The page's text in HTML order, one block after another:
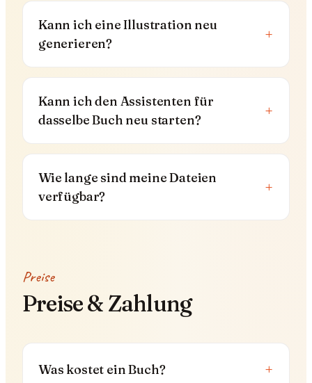
Kann ich eine Illustration neu
generieren?
+
Kann ich den Assistenten für
dasselbe Buch neu starten?
+
Wie lange sind meine Dateien
verfügbar?
+
Preise
Preise & Zahlung
Was kostet ein Buch? +